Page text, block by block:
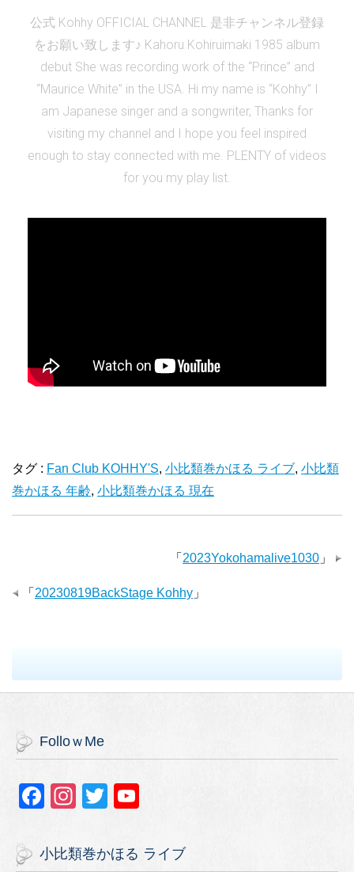
公式 Kohhy OFFICIAL CHANNEL 是非チャンネル登録
をお願い致します♪ Kahoru Kohiruimaki 1985 album
debut She was recording work of the “Prince” and
“Maurice White” in the USA. Hi my name is “Kohhy” I
am Japanese singer and a songwriter, Thanks for
visiting my channel and I hope you feel inspired
enough to stay connected with me. PLENTY of videos
for you my play list.
タグ : Fan Club KOHHY'S, 小比類巻かほる ライブ, 小比類
巻かほる 年齢, 小比類巻かほる 現在
「 2023Yokohamalive1030 」
「 20230819BackStage Kohhy 」
FolloｗMe
F
c
In
a
T
tt
u
小比類巻かほる ライブ